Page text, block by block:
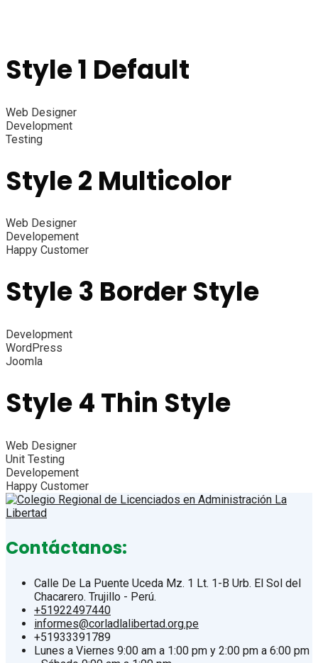
Style 1 Default
Web Designer
Development
Testing
Style 2 Multicolor
Web Designer
Developement
Happy Customer
Style 3 Border Style​
Development
WordPress
Joomla
Style 4 Thin Style​
Web Designer
Unit Testing
Developement
Happy Customer
Contáctanos:
Calle De La Puente Uceda Mz. 1 Lt. 1-B Urb. El Sol del
Chacarero. Trujillo - Perú.
+51922497440
informes@corladlalibertad.org.pe
+51933391789
Lunes a Viernes 9:00 am a 1:00 pm y 2:00 pm a 6:00 pm